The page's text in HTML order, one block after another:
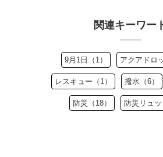
関連キーワー
9月1日（1） アクアドロ
レスキュー（1） 撥水（6）
防災（18） 防災リュッ